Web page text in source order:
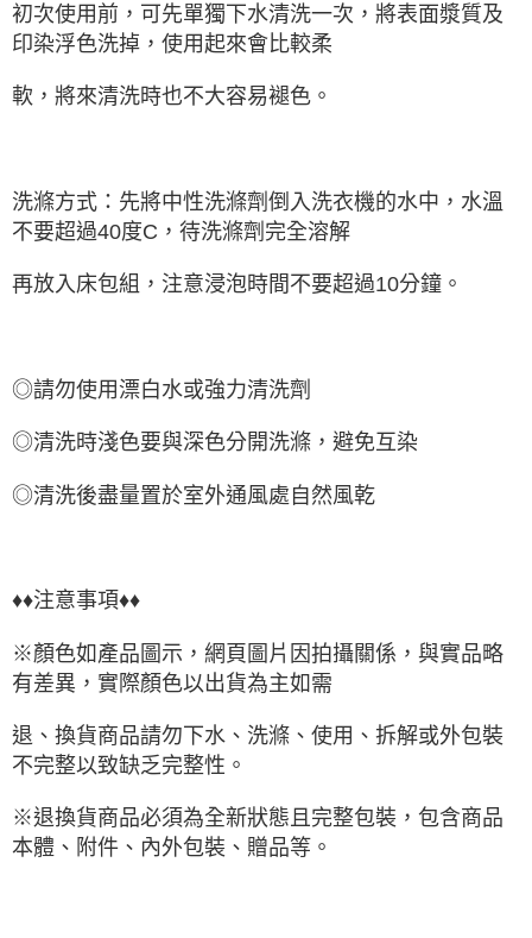
初次使用前，可先單獨下水清洗一次，將表面漿質及
印染浮色洗掉，使用起來會比較柔
軟，將來清洗時也不大容易褪色。
洗滌方式：先將中性洗滌劑倒入洗衣機的水中，水溫
不要超過40度C，待洗滌劑完全溶解
再放入床包組，注意浸泡時間不要超過10分鐘。
◎請勿使用漂白水或強力清洗劑
◎清洗時淺色要與深色分開洗滌，避免互染
◎清洗後盡量置於室外通風處自然風乾
♦♦注意事項♦♦
※顏色如產品圖示，網頁圖片因拍攝關係，與實品略
有差異，實際顏色以出貨為主如需
退、換貨商品請勿下水、洗滌、使用、拆解或外包裝
不完整以致缺乏完整性。
※退換貨商品必須為全新狀態且完整包裝，包含商品
本體、附件、內外包裝、贈品等。